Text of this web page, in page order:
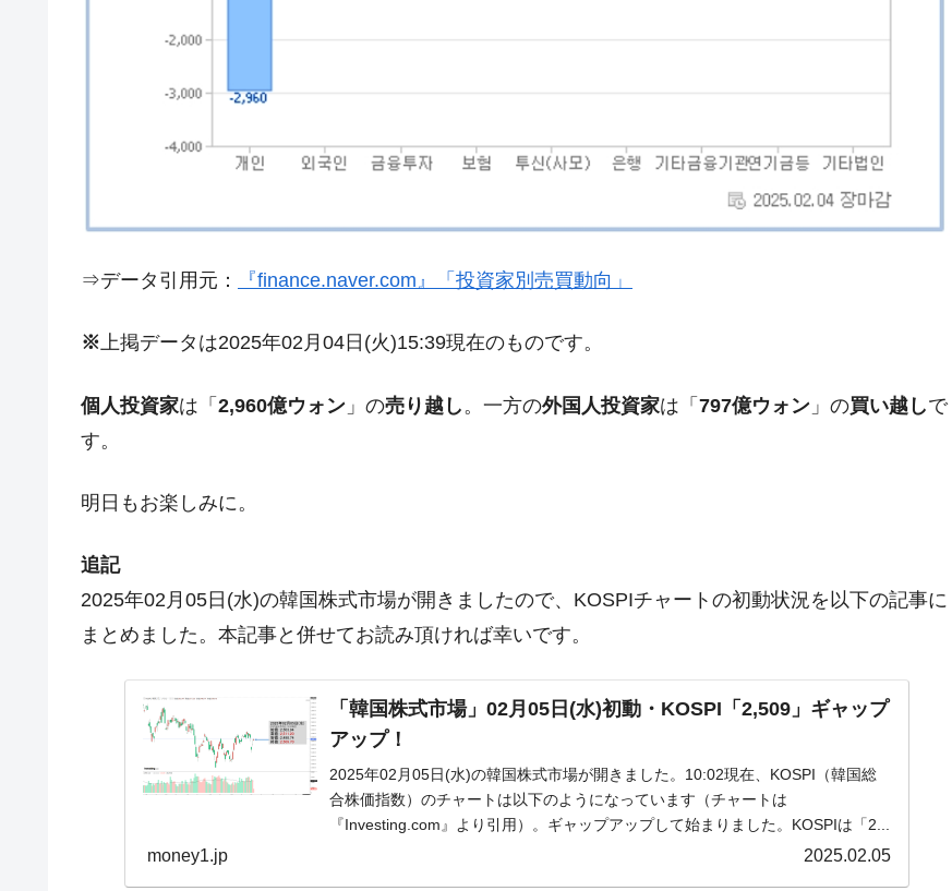
平成仮面ライダーの意外すぎるモチーフとは？
発表から2日で大崩壊、鳴かず飛ばずに終わりそうなスーパーリーグとは？
Fact1 甲子園通算本塁打、最多の清原に次いで多く打っている意外な選手とは？
セレクトセールの高額取引馬が稼いだ金額とは？
⇒データ引用元： 『finance.naver.com』「投資家別売買動向」
※上掲データは2025年02月04日(火)15:39現在のものです。
個人投資家は「 2,960億ウォン 」の売り越し 。一方の外国人投資家は「 797億ウォン 」の買い越しで
す。
明日もお楽しみに。
追記
2025年02月05日(水)の韓国株式市場が開きましたので、KOSPIチャートの初動状況を以下の記事に
まとめました。本記事と併せてお読み頂ければ幸いです。
「韓国株式市場」02月05日(水)初動・KOSPI「2,509」ギャップ
アップ！
2025年02月05日(水)の韓国株式市場が開きました。10:02現在、KOSPI（韓国総
合株価指数）のチャートは以下のようになっています（チャートは
『Investing.com』より引用）。ギャップアップして始まりました。KOSPIは「2...
money1.jp 2025.02.05